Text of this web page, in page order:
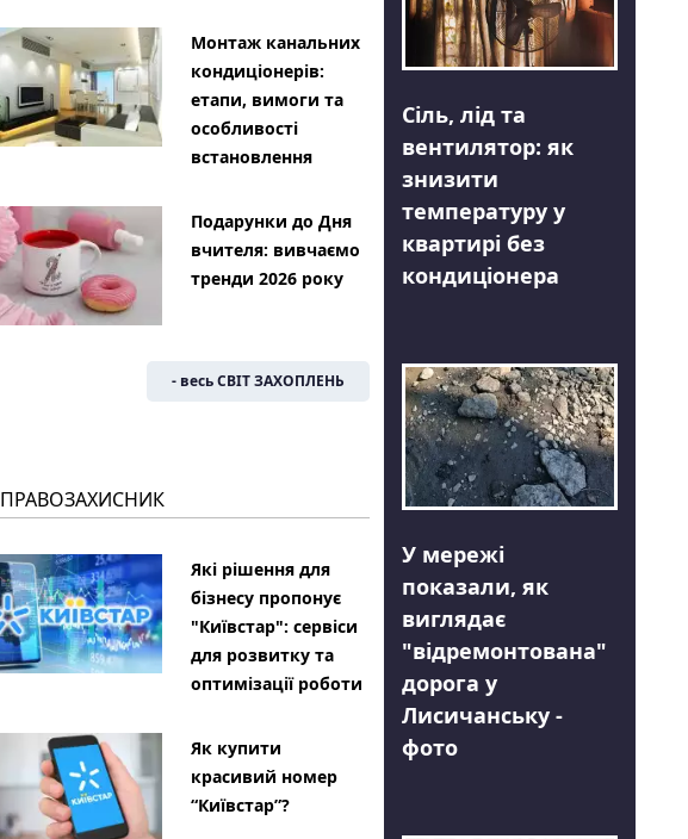
Монтаж канальних
кондиціонерів:
етапи, вимоги та
особливості
встановлення
Подарунки до Дня
вчителя: вивчаємо
тренди 2026 року
- весь СВІТ ЗАХОПЛЕНЬ
ПРАВОЗАХИСНИК
Які рішення для
бізнесу пропонує
"Київстар": сервіси
для розвитку та
оптимізації роботи
Як купити
красивий номер
“Київстар”?
Сіль, лід та
вентилятор: як
знизити
температуру у
квартирі без
кондиціонера
У мережі
показали, як
виглядає
"відремонтована"
дорога у
Лисичанську -
фото